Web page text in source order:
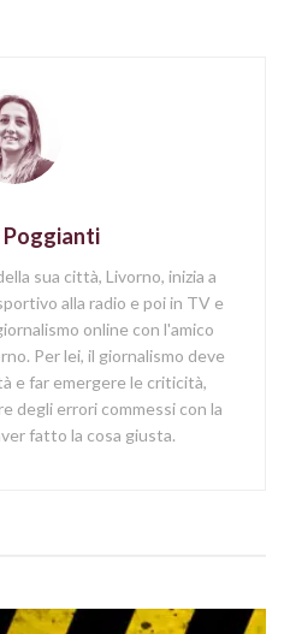
Poggianti
sua città, Livorno, inizia a
alla radio e poi in TV e
online con l'amico
Per lei, il giornalismo deve
e far emergere le criticità,
degli errori commessi con la
fatto la cosa giusta.